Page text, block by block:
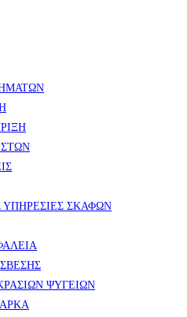
ΥΠΗΡΕΣΙΕΣ ΣΚΑΦΩΝ
ΨΥΓΕΙΩΝ